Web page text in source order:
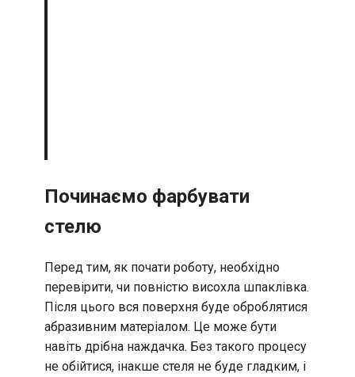
Починаємо фарбувати
стелю
Перед тим, як почати роботу, необхідно
перевірити, чи повністю висохла шпаклівка.
Після цього вся поверхня буде оброблятися
абразивним матеріалом. Це може бути
навіть дрібна наждачка. Без такого процесу
не обійтися, інакше стеля не буде гладким, і